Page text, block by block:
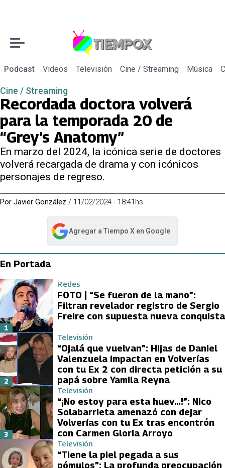
Podcast Videos Televisión Cine / Streaming Música
Cine / Streaming
Recordada doctora volverá
para la temporada 20 de
“Grey’s Anatomy”
En marzo del 2024, la icónica serie de doctores
volverá recargada de drama y con icónicos
personajes de regreso.
Por Javier González / 11/02/2024 - 18:41hs
Agregar a Tiempo Xen Google
abre en nueva pestaña
En Portada
Redes
FOTO | “Se fueron de la mano”:
Filtran revelador registro de Sergio
Freire con supuesta nueva conquista
1
Televisión
“Ojalá que vuelvan”: Hijas de Daniel
Valenzuela impactan en Volverías
con tu Ex 2 con directa petición a su
papá sobre Yamila Reyna
2
Televisión
“¡No estoy para esta huev…!”: Nico
Solabarrieta amenazó con dejar
Volverías con tu Ex tras encontrón
con Carmen Gloria Arroyo
3
Televisión
“Tiene la piel pegada a sus
pómulos”: La profunda preocupación